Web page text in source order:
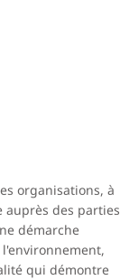
organisations, à
auprès des parties
démarche
qui démontre